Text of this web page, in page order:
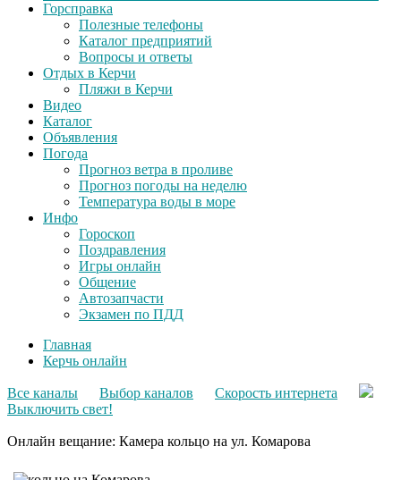
Горсправка
Полезные телефоны
Каталог предприятий
Вопросы и ответы
Отдых в Керчи
Пляжи в Керчи
Видео
Каталог
Объявления
Погода
Прогноз ветра в проливе
Прогноз погоды на неделю
Температура воды в море
Инфо
Гороскоп
Поздравления
Игры онлайн
Общение
Автозапчасти
Экзамен по ПДД
Главная
Керчь онлайн
Все каналы Выбор каналов
Скорость интернета
Выключить свет!
Онлайн вещание: Камера кольцо на ул. Комарова